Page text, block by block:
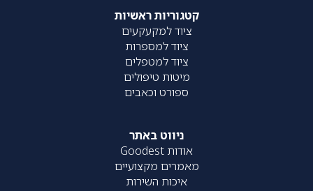
קטגוריות ראשיות
ציוד למקעקעים
ציוד למספרות
ציוד למטפלים
מיטות טיפולים
ספורט וכאבים
ניווט באתר
אודות Goodest
מאמרים מקצועיים
איכות השירות